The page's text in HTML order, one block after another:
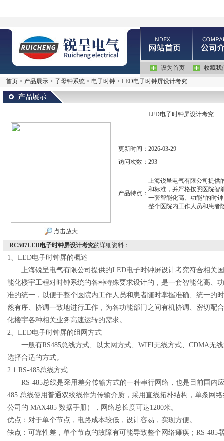
设为首页
收藏我
首页 > 产品展示 > 子母钟系统 > 电子时钟 > LED电子时钟屏设计考究
LED电子时钟屏设计考究
点击放大
更新时间： 2026-03-29
访问次数： 293
产品特点：
上海锐呈电气有限公司提供
和标准，并严格按照医院智
一套智能化高、功能*的时
整个医院内工作人员和患者
RC507LED电子时钟屏设计考究的详细资料：
1、 LED电子时钟屏的概述
上海锐呈电气有限公司提供的LED电子时钟屏设计考究符合相关
能化楼宇工程对时钟系统的各种特殊要求设计的，是一套智能化高、
准的统一，以便于整个医院内工作人员和患者随时掌握准确、统一的
然有序、协调一致地进行工作，为各功能部门之间有机协调、密切配
化楼宇各种相关业务高速运转的需求。
2、 LED电子时钟屏的组网方式
一般有RS485总线方式、以太网方式、 WIFI无线方式、 CDMA无
选择合适的方式。
2.1 RS-485总线方式
RS-485总线是采用差分传输方式的一种串行网络，也是目前国内
485 总线使用普通双绞线作为传输介质，采用直线拓朴结构，单条网
公司的 MAX485 数据手册），网络总长度可达1200米。
优点：对于单个节点，电路成本较低，设计容易，实现方便。
缺点：可靠性差，单个节点的故障有可能导致整个网络瘫痪； RS-485